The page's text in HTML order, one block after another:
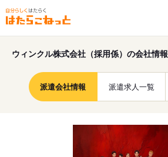
ウィンクル株式会社（採用係）の会社情報
派遣会社情報 派遣求人一覧